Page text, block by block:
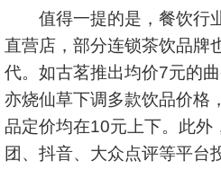
值得一提的是，餐饮行
直营店，部分连锁茶饮品牌
代。如古茗推出均价7元的
亦烧仙草下调多款饮品价格
品定价均在10元上下。此外
团、抖音、大众点评等平台